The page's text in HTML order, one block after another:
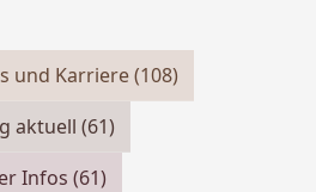
und Karriere(108)
aktuell(61)
Infos(61)